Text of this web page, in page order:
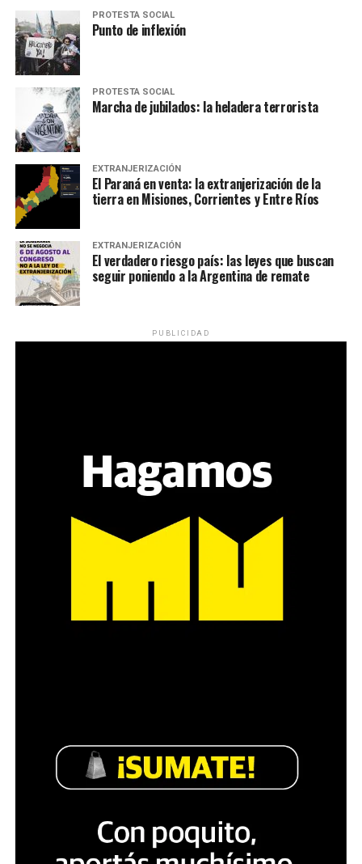
PROTESTA SOCIAL
Punto de inflexión
PROTESTA SOCIAL
Marcha de jubilados: la heladera terrorista
EXTRANJERIZACIÓN
El Paraná en venta: la extranjerización de la
tierra en Misiones, Corrientes y Entre Ríos
EXTRANJERIZACIÓN
El verdadero riesgo país: las leyes que buscan
seguir poniendo a la Argentina de remate
PUBLICIDAD